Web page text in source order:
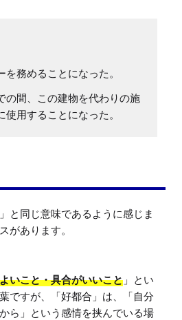
務めることになった。
の間、この建物を代わりの施
用することになった。
と同じ意味であるように感じま
があります。
いこと・具合がいいこと 」とい
ですが、「好都合」は、「自分
ら」という感情を挟んでいる場